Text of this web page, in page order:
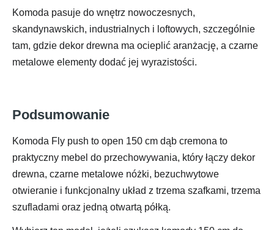
Komoda pasuje do wnętrz nowoczesnych,
skandynawskich, industrialnych i loftowych, szczególnie
tam, gdzie dekor drewna ma ocieplić aranżację, a czarne
metalowe elementy dodać jej wyrazistości.
Podsumowanie
Komoda Fly push to open 150 cm dąb cremona to
praktyczny mebel do przechowywania, który łączy dekor
drewna, czarne metalowe nóżki, bezuchwytowe
otwieranie i funkcjonalny układ z trzema szafkami, trzema
szufladami oraz jedną otwartą półką.